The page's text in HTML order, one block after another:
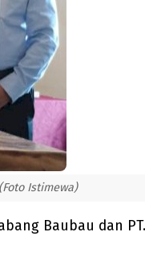
Istimewa)
Baubau dan